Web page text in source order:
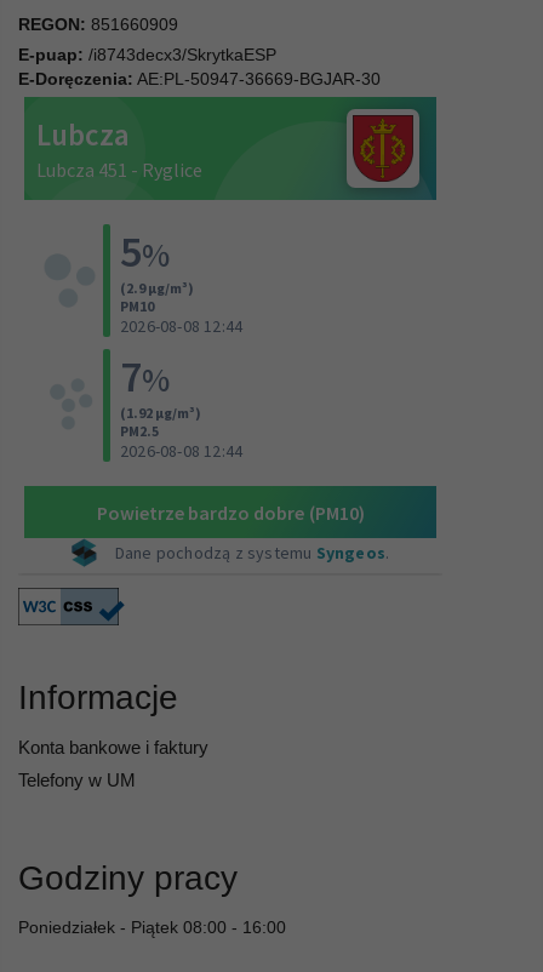
REGON: 851660909
E-puap: /i8743decx3/SkrytkaESP
E-Doręczenia: AE:PL-50947-36669-BGJAR-30
Informacje
Konta bankowe i faktury
Telefony w UM
Godziny pracy
Poniedziałek - Piątek 08:00 - 16:00